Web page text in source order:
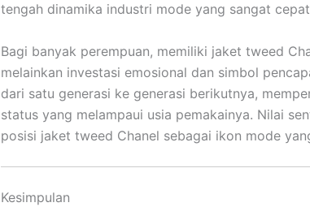
tengah dinamika industri mode yang sangat
Bagi banyak perempuan, memiliki jaket tweed
melainkan investasi emosional dan simbol
dari satu generasi ke generasi berikutnya,
status yang melampaui usia pemakainya. Nilai
posisi jaket tweed Chanel sebagai ikon mode
Kesimpulan